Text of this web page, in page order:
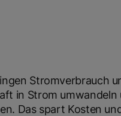
Stromverbrauch
in Strom umwandeln
Das spart Kosten